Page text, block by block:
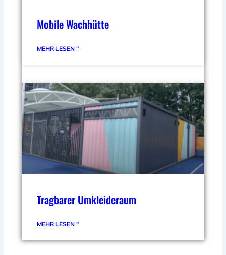
Mobile Wachhütte
MEHR LESEN "
Tragbarer Umkleideraum
MEHR LESEN "